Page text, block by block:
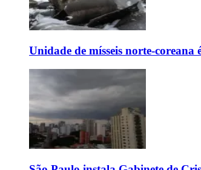
Unidade de mísseis norte-